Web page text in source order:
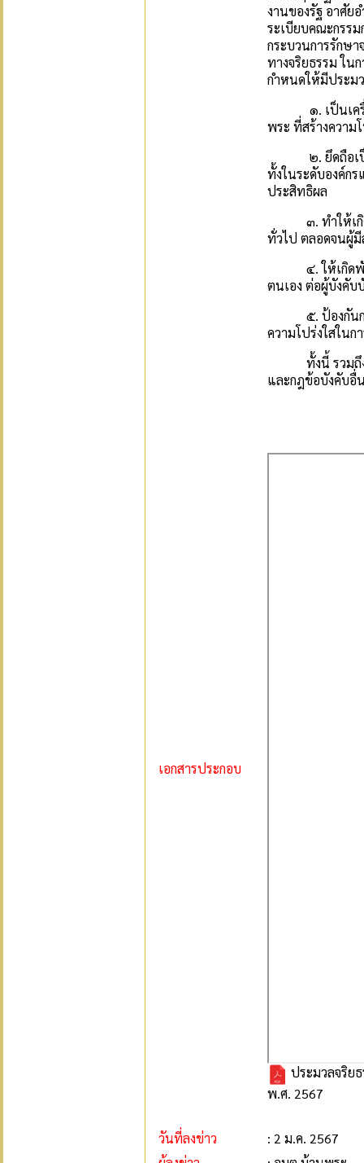
งานของรัฐ อาศั
ระเบียบคณะกรร
กระบวนการรักษ
ทางจริยธรรม ใ
กำหนดให้มีประม
๑. เป็นเครื่อง
พระ ที่สร้างความ
๒. ยึดถือเป็นห
ทั้งในระดับองค์ก
ประสิทธิผล
๓. ทำให้เกิดรู
ทั่วไป ตลอดจนผู้มี
๔. ให้เกิดพันธ
ตนเอง ต่อผู้บังคั
๕. ป้องกันการ
ความโปร่งใสใน
ทั้งนี้ รวมถึงเพื่
และกฎข้อบังคับอื่
เอกสารประกอบ
ประมวลจริย
พ.ศ. 2567
วันที่ลงข่าว
: 2 ม.ค. 2567